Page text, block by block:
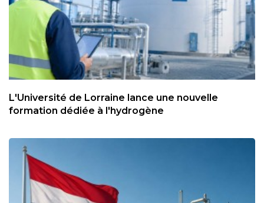
L'Université de Lorraine lance une nouvelle
formation dédiée à l'hydrogène